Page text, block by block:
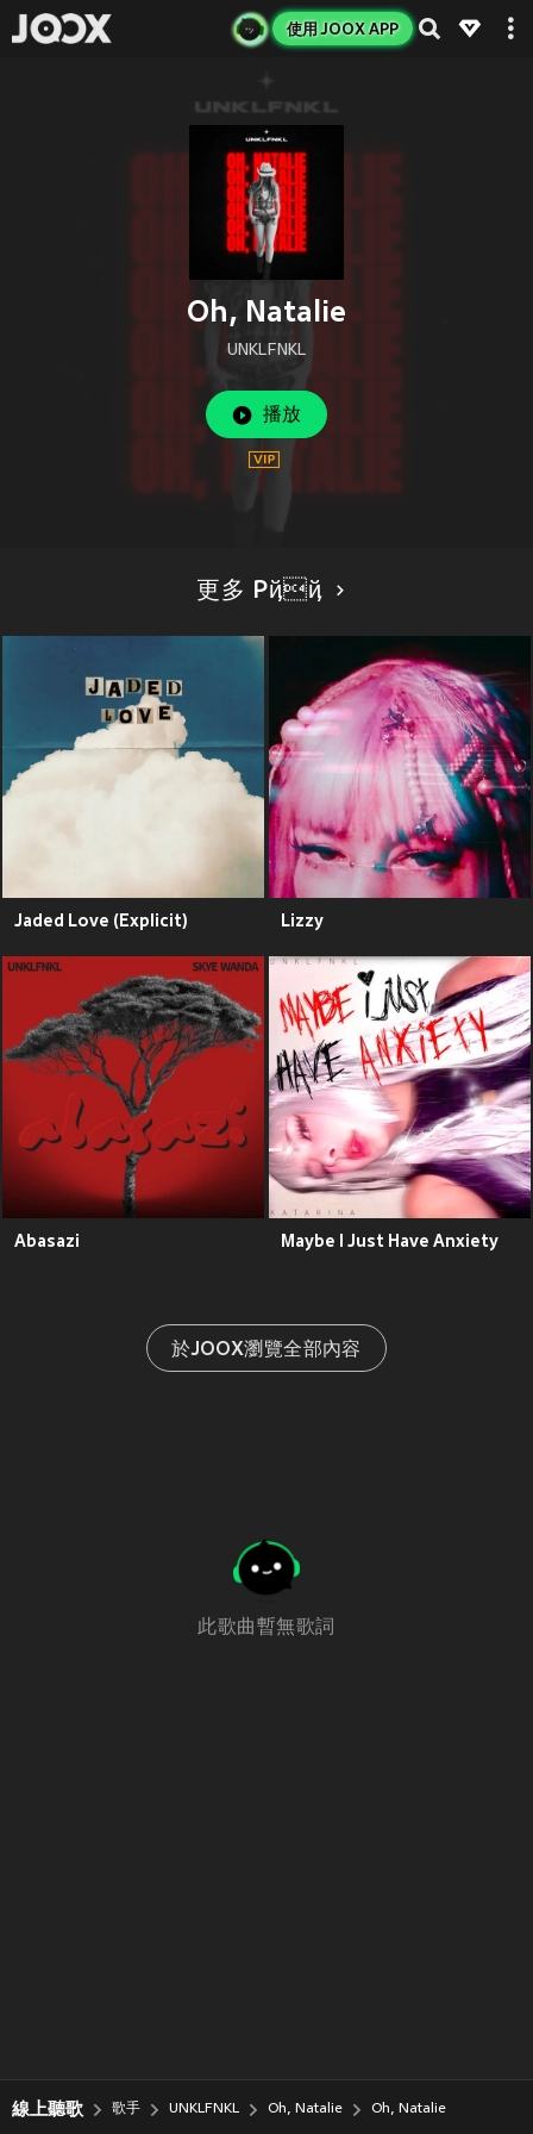
使用 JOOX APP
Oh, Natalie
UNKLFNKL
播放
更多 Pҋҋ
Jaded Love (Explicit) Lizzy
Abasazi Maybe I Just Have Anxiety
於JOOX瀏覽全部內容
此歌曲暫無歌詞
線上聽歌 歌手 UNKLFNKL Oh, Natalie Oh, Natalie